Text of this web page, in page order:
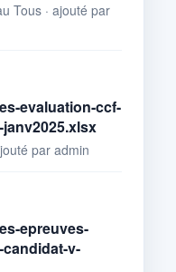
Tous · ajouté par
evaluation-ccf-
par admin
epreuves-
v-